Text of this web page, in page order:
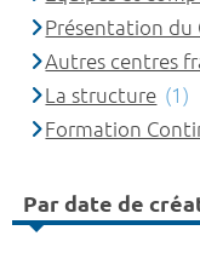
Présentation du
Autres centres
La structure (1)
Formation
Par date de